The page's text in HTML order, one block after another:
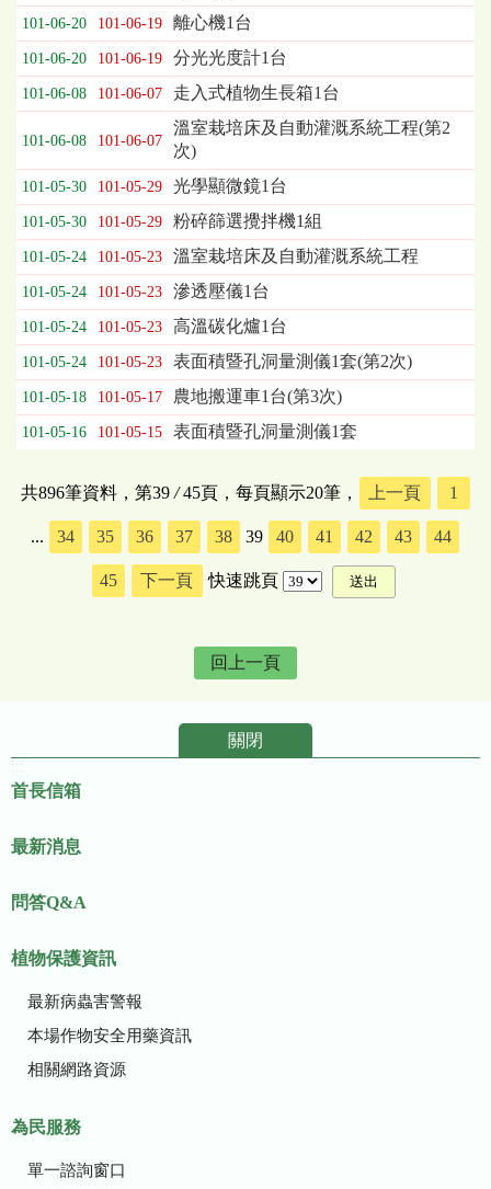
日
期、
截
標
日
公
告
事
項
101-06-20 101-06-19 離心機1台
101-06-20 101-06-19 分光光度計1台
101-06-08 101-06-07 走入式植物生長箱1台
101-06-08 101-06-07
溫室栽培床及自動灌溉系統工程(第2
次)
101-05-30 101-05-29 光學顯微鏡1台
101-05-30 101-05-29 粉碎篩選攪拌機1組
101-05-24 101-05-23 溫室栽培床及自動灌溉系統工程
101-05-24 101-05-23 滲透壓儀1台
101-05-24 101-05-23 高溫碳化爐1台
101-05-24 101-05-23 表面積暨孔洞量測儀1套(第2次)
101-05-18 101-05-17 農地搬運車1台(第3次)
101-05-16 101-05-15 表面積暨孔洞量測儀1套
共896筆資料，第39/45頁，每頁顯示20筆， 上一頁 1
... 34 35 36 37 38 39 40 41 42 43 44
45 下一頁 快速跳頁
回上一頁
關閉
首長信箱
最新消息
問答Q&A
植物保護資訊
最新病蟲害警報
本場作物安全用藥資訊
相關網路資源
為民服務
單一諮詢窗口